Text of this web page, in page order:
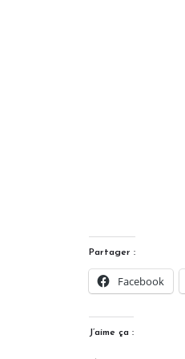
Partager :
Facebook
J’aime ça :